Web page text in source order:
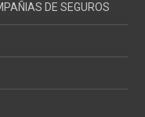
DE SEGUROS